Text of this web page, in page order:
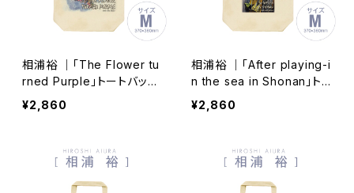
相浦裕 ｜「The Flower tu
rned Purple」トートバッ
グ tb171106-005
¥2,860
相浦裕 ｜「After playing-i
n the sea in Shonan」ト
ートバッグ tb171106-010
¥2,860